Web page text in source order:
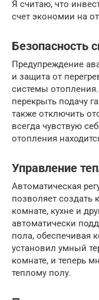
Я считаю, что
счет экономии на
Безопасность
Предупреждение
и защита от
системы
перекрыть подачу
также отключить
всегда чувствую
отопления
Управление
Автоматическая
позволяет
комнате, кухне и
автоматически
пола, обеспечивая
установил умный
комнате, и теперь
теплому полу.